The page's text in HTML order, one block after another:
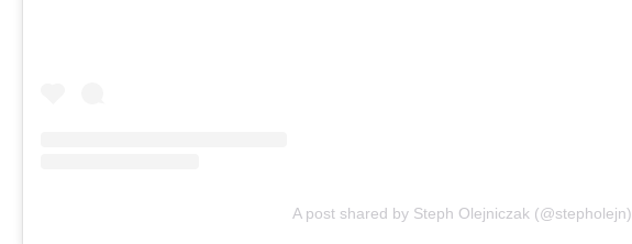
A post shared by Steph Olejniczak (@stepholejn)